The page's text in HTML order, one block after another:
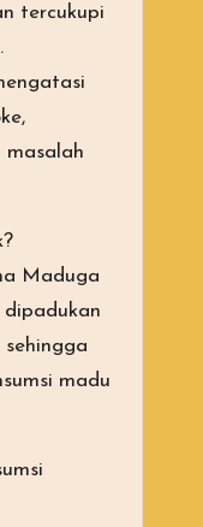
tercukupi
masalah
Maduga
madu